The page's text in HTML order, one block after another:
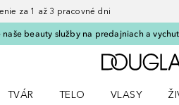
za 1 až 3 pracovné dni
beauty služby na predajniach a
TVÁR
TELO
VLASY